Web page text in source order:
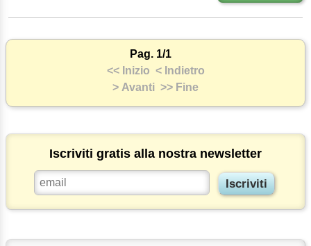
Pag. 1/1
<< Inizio < Indietro
> Avanti >> Fine
Iscriviti gratis alla nostra newsletter